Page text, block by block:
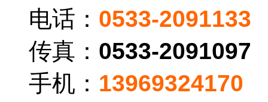
电话： 0533-2091133
传真： 0533-2091097
手机： 13969324170